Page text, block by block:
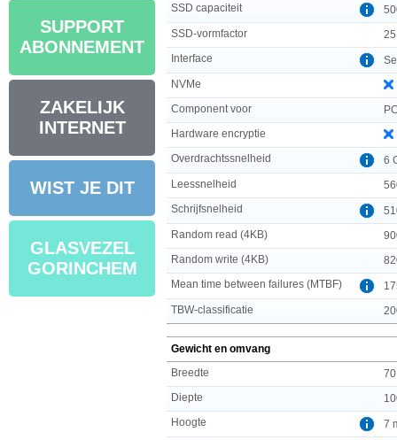
SUPPORT
ABONNEMENT
ZAKELIJK
INTERNET
WIST JE DIT
GLASVEZEL
GORINCHEM
SSD capaciteit
SSD-vormfactor
25
Interface
NVMe
Component voor
Hardware encryptie
Overdrachtssnelheid
6
Leessnelheid
Schrijfsnelheid
Random read (4KB)
Random write (4KB)
Mean time between failures (MTBF)
TBW-classificatie
Gewicht en omvang
Breedte
Diepte
Hoogte
7